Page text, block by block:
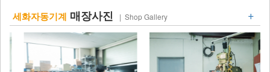
세화자동기계 매장사진 | Shop Gallery +